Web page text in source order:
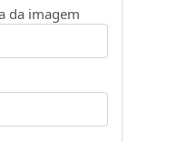
da imagem